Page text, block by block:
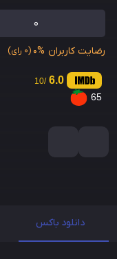
0
رضایت کاربران 0% (0 رای)
6.0
/10
65
دانلود باکس